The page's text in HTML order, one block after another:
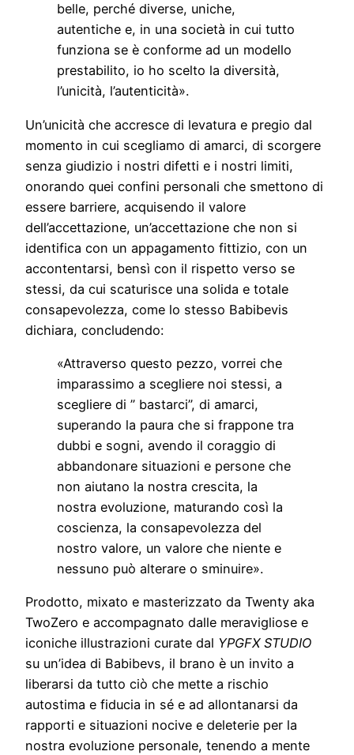
belle, perché diverse, uniche,
autentiche e, in una società in cui tutto
funziona se è conforme ad un modello
prestabilito, io ho scelto la diversità,
l’unicità, l’autenticità».
Un’unicità che accresce di levatura e pregio dal
momento in cui scegliamo di amarci, di scorgere
senza giudizio i nostri difetti e i nostri limiti,
onorando quei confini personali che smettono di
essere barriere, acquisendo il valore
dell’accettazione, un’accettazione che non si
identifica con un appagamento fittizio, con un
accontentarsi, bensì con il rispetto verso se
stessi, da cui scaturisce una solida e totale
consapevolezza, come lo stesso Babibevis
dichiara, concludendo:
«Attraverso questo pezzo, vorrei che
imparassimo a scegliere noi stessi, a
scegliere di ” bastarci”, di amarci,
superando la paura che si frappone tra
dubbi e sogni, avendo il coraggio di
abbandonare situazioni e persone che
non aiutano la nostra crescita, la
nostra evoluzione, maturando così la
coscienza, la consapevolezza del
nostro valore, un valore che niente e
nessuno può alterare o sminuire».
Prodotto, mixato e masterizzato da Twenty aka
TwoZero e accompagnato dalle meravigliose e
iconiche illustrazioni curate dal YPGFX STUDIO
su un’idea di Babibevs, il brano è un invito a
liberarsi da tutto ciò che mette a rischio
autostima e fiducia in sé e ad allontanarsi da
rapporti e situazioni nocive e deleterie per la
nostra evoluzione personale, tenendo a mente